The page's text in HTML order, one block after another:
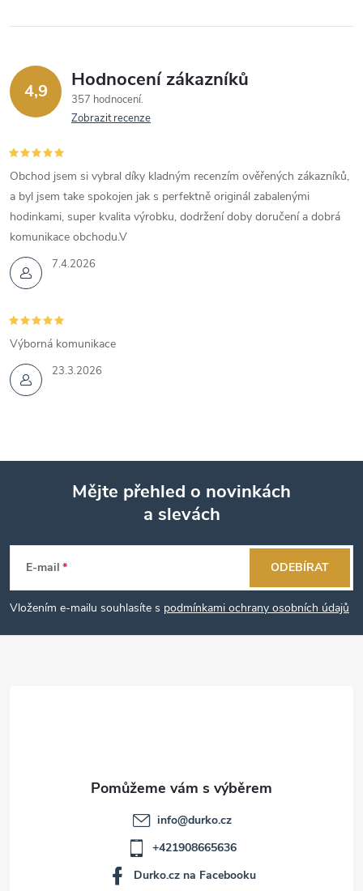
4,9 Hodnocení zákazníků
357 hodnocení
Zobrazit recenze
7.4.2026
Obchod jsem si vybral díky kladným recenzím ověřených zákazníků,
a byl jsem take spokojen jak s perfektně originál zabalenými
hodinkami, super kvalita výrobku, dodržení doby doručení a dobrá
komunikace obchodu.V
23.3.2026
Výborná komunikace
p
a
Mějte přehled o novinkách
a slevách
E-mail
Vložením e-mailu souhlasíte s podmínkami ochrany osobních údajů
ODEBÍRAT
info@durko.cz
+421908665636
Durko.cz na Facebooku